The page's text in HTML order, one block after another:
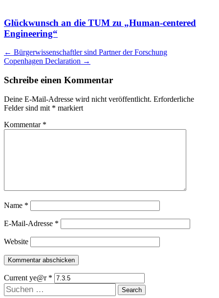
Glückwunsch an die TUM zu „Human-centered
Engineering“
Artikel
Navigation
← Bürgerwissenschaftler sind Partner der Forschung
Copenhagen Declaration →
Schreibe einen Kommentar
Deine E-Mail-Adresse wird nicht veröffentlicht. Erforderliche
Felder sind mit * markiert
Kommentar *
Name *
E-Mail-Adresse *
Website
Current ye@r *
Suchen